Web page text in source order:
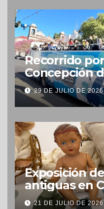
Recorrido
Concepción
29 DE JULIO DE 2026
Exposición
antiguas en
Uruguay
21 DE JULIO DE 2026